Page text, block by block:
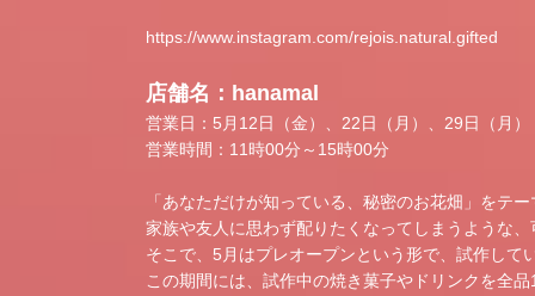
https://www.instagram.com/rejois.natural.gifted
店舗名：hanamal
営業日：5月12日（金）、22日（月）、29日（月）
営業時間：11時00分～15時00分
「あなただけが知っている、秘密のお花畑」をテ
家族や友人に思わず配りたくなってしまうような
そこで、5月はプレオープンという形で、試作して
この期間には、試作中の焼き菓子やドリンクを全品